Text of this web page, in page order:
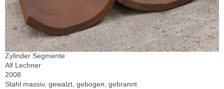
Zylinder Segmente
Alf Lechner
2008
Stahl massiv, gewalzt, gebogen, gebrannt